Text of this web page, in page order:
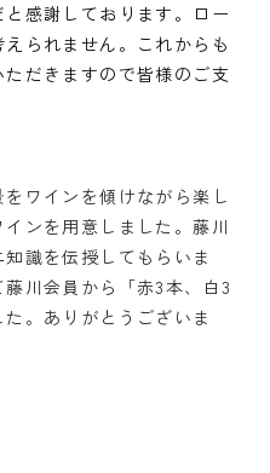
感謝しております。ロー
られません。これからも
だきますので皆様のご支
ワインを傾けながら楽し
ンを用意しました。藤川
識を伝授してもらいま
川会員から「赤3本、白3
。ありがとうございま